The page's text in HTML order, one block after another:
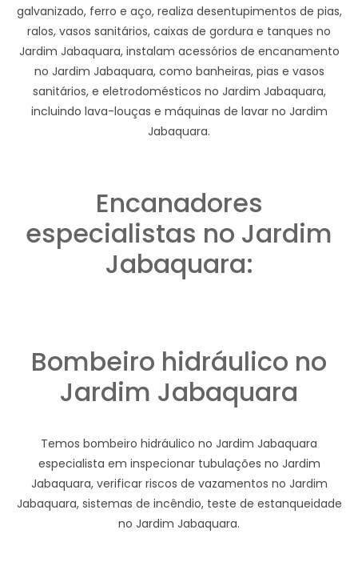
galvanizado, ferro e aço, realiza desentupimentos de pias,
ralos, vasos sanitários, caixas de gordura e tanques no
Jardim Jabaquara, instalam acessórios de encanamento
no Jardim Jabaquara, como banheiras, pias e vasos
sanitários, e eletrodomésticos no Jardim Jabaquara,
incluindo lava-louças e máquinas de lavar no Jardim
Jabaquara.
Encanadores
especialistas no Jardim
Jabaquara:
Bombeiro hidráulico no
Jardim Jabaquara
Temos bombeiro hidráulico no Jardim Jabaquara
especialista em inspecionar tubulações no Jardim
Jabaquara, verificar riscos de vazamentos no Jardim
Jabaquara, sistemas de incêndio, teste de estanqueidade
no Jardim Jabaquara.